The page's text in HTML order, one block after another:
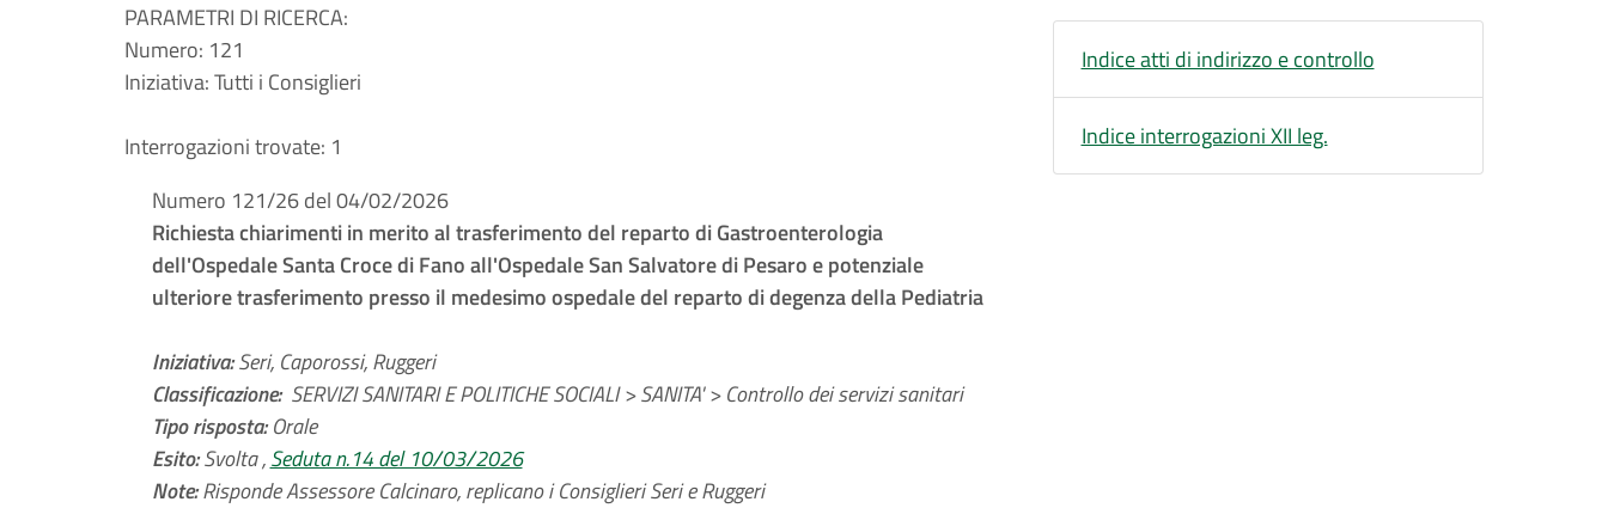
PARAMETRI DI RICERCA:
Numero: 121
Iniziativa:Tutti i Consiglieri
Interrogazioni trovate: 1
Numero 121/26 del 04/02/2026
Richiesta chiarimenti in merito al trasferimento del reparto di Gastroenterologia
dell'Ospedale Santa Croce di Fano all'Ospedale San Salvatore di Pesaro e potenziale
ulteriore trasferimento presso il medesimo ospedale del reparto di degenza della Pediatria
Iniziativa:Seri, Caporossi, Ruggeri
Classificazione: SERVIZI SANITARI E POLITICHE SOCIALI > SANITA' > Controllo dei servizi sanitari
Tipo risposta:Orale
Esito:Svolta ,Seduta n.14 del 10/03/2026
Note:Risponde Assessore Calcinaro, replicano i Consiglieri Seri e Ruggeri
Indice atti di indirizzo e controllo
Indice interrogazioni XII leg.